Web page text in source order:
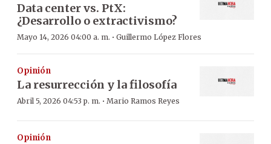
Data center vs. PtX:
¿Desarrollo o extractivismo?
Mayo 14, 2026 04:00 a. m. · Guillermo López Flores
Opinión
La resurrección y la filosofía
Abril 5, 2026 04:53 p. m. · Mario Ramos Reyes
Opinión